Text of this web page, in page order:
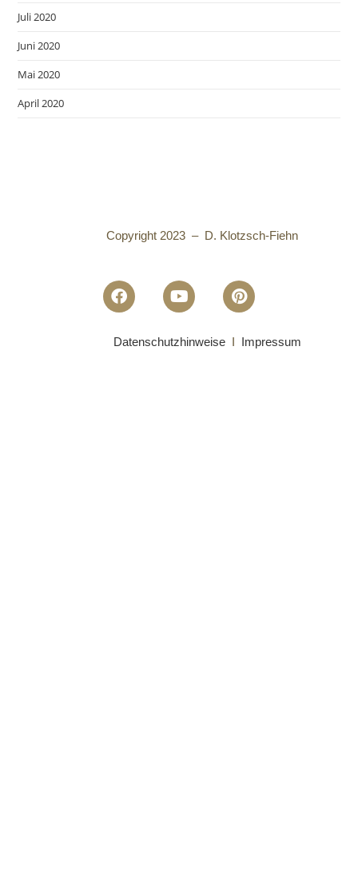
Juli 2020
Juni 2020
Mai 2020
April 2020
Copyright 2023 – D. Klotzsch-Fiehn
Datenschutzhinweise I Impressum